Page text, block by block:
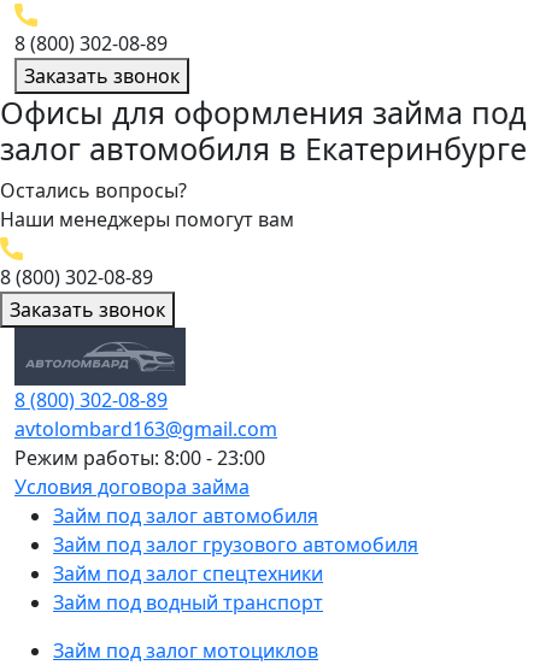
8 (800) 302-08-89
Заказать звонок
Офисы для оформления займа под
залог автомобиля в Екатеринбурге
Остались вопросы?
Наши менеджеры помогут вам
8 (800) 302-08-89
Заказать звонок
8 (800) 302-08-89
avtolombard163@gmail.com
Режим работы: 8:00 - 23:00
Условия договора займа
Займ под залог автомобиля
Займ под залог грузового автомобиля
Займ под залог спецтехники
Займ под водный транспорт
Займ под залог мотоциклов